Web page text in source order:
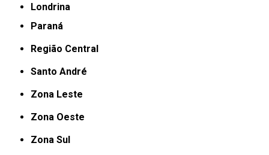
Londrina
Paraná
Região Central
Santo André
Zona Leste
Zona Oeste
Zona Sul